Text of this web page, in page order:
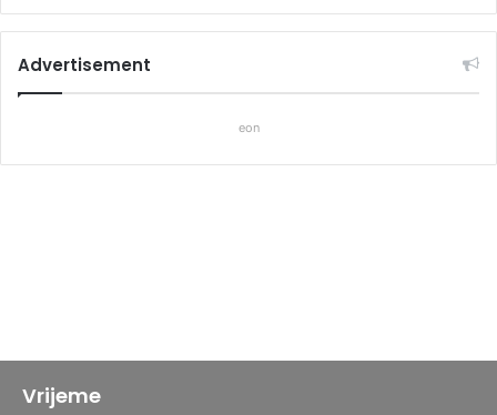
Advertisement
eon
Vrijeme